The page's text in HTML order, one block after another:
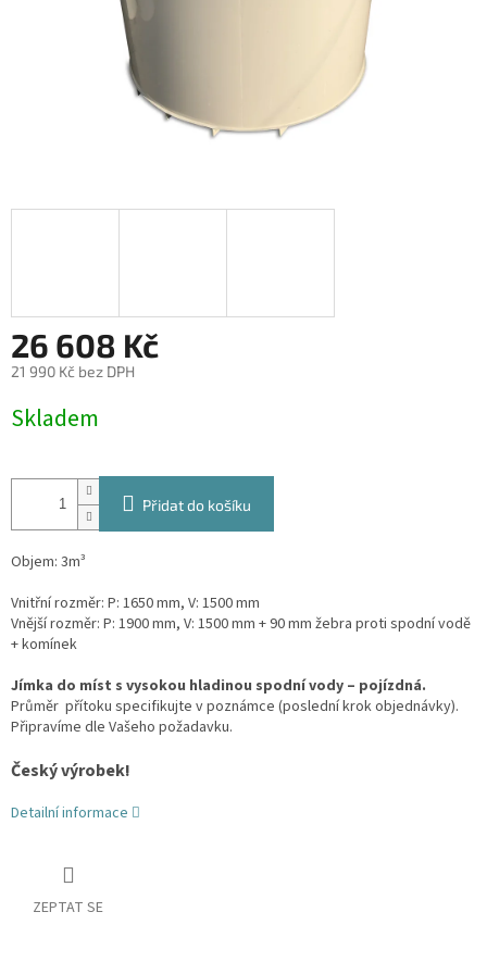
26 608 Kč
21 990 Kč bez DPH
cena:
Skladem
Přidat do košíku
Objem: 3m³
Vnitřní rozměr: P: 1650 mm, V: 1500 mm
Vnější rozměr: P: 1900 mm, V: 1500 mm + 90 mm žebra proti spodní vodě
+ komínek
Jímka do míst s vysokou hladinou spodní vody – pojízdná.
Průměr přítoku specifikujte v poznámce (poslední krok objednávky).
Připravíme dle Vašeho požadavku.
Český výrobek!
Detailní informace
ZEPTAT SE